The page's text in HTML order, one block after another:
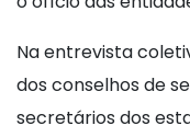
Na entrevista
dos conselhos de
secretários dos